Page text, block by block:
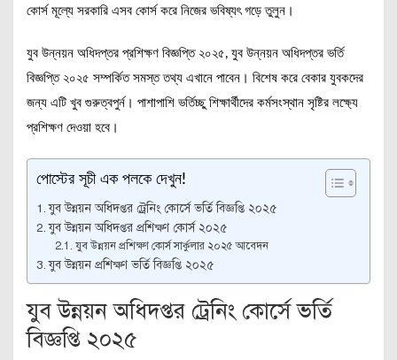
কোর্স মূল্যে সরকারি এসব কোর্স করে নিজের ভবিষ্যৎ গড়ে তুলুন।
যুব উন্নয়ন অধিদপ্তর প্রশিক্ষণ বিজ্ঞপ্তি ২০২৫, যুব উন্নয়ন অধিদপ্তর ভর্তি
বিজ্ঞপ্তি ২০২৫ সম্পর্কিত সমস্ত তথ্য এখানে পাবেন। বিশেষ করে বেকার যুবকদের
জন্য এটি খুব গুরুত্বপুর্ন। পাশাপাশি ভর্তিচ্ছু শিক্ষার্থীদের কর্মসংস্থান সৃষ্টির লক্ষ্যে
প্রশিক্ষণ দেওয়া হবে।
পোস্টের সূচী এক পলকে দেখুন!
যুব উন্নয়ন অধিদপ্তর ট্রেনিং কোর্সে ভর্তি বিজ্ঞপ্তি ২০২৫
যুব উন্নয়ন অধিদপ্তর প্রশিক্ষণ কোর্স ২০২৫
যুব উন্নয়ন প্রশিক্ষণ কোর্স সার্কুলার ২০২৫ আবেদন
যুব উন্নয়ন প্রশিক্ষণ ভর্তি বিজ্ঞপ্তি ২০২৫
যুব উন্নয়ন অধিদপ্তর ট্রেনিং কোর্সে ভর্তি
বিজ্ঞপ্তি ২০২৫